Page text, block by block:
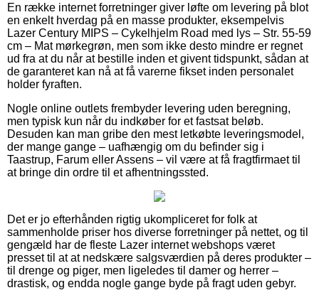
En række internet forretninger giver løfte om levering på blot
en enkelt hverdag på en masse produkter, eksempelvis
Lazer Century MIPS – Cykelhjelm Road med lys – Str. 55-59
cm – Mat mørkegrøn, men som ikke desto mindre er regnet
ud fra at du når at bestille inden et givent tidspunkt, sådan at
de garanteret kan nå at få varerne fikset inden personalet
holder fyraften.
Nogle online outlets frembyder levering uden beregning,
men typisk kun når du indkøber for et fastsat beløb.
Desuden kan man gribe den mest letkøbte leveringsmodel,
der mange gange – uafhængig om du befinder sig i
Taastrup, Farum eller Assens – vil være at få fragtfirmaet til
at bringe din ordre til et afhentningssted.
Det er jo efterhånden rigtig ukompliceret for folk at
sammenholde priser hos diverse forretninger på nettet, og til
gengæld har de fleste Lazer internet webshops været
presset til at at nedskære salgsværdien på deres produkter –
til drenge og piger, men ligeledes til damer og herrer –
drastisk, og endda nogle gange byde på fragt uden gebyr.